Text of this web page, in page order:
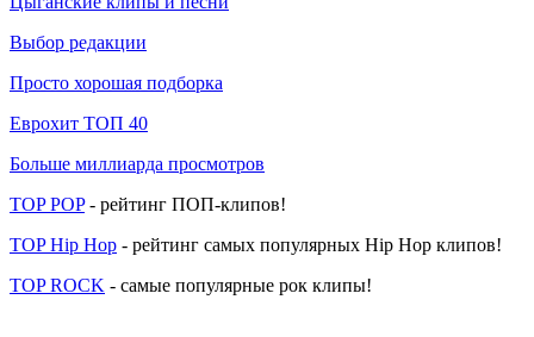
Выбор редакции
Просто хорошая подборка
Еврохит ТОП 40
Больше миллиарда просмотров
TOP POP- рейтинг ПОП-клипов!
TOP Hip Hop - рейтинг самых популярных Hip Hop клипов!
TOP ROCK - самые популярные рок клипы!